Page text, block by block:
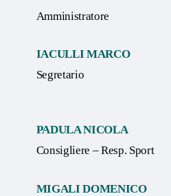
Amministratore
IACULLI MARCO
Segretario
PADULA NICOLA
Consigliere – Resp. Sport
MIGALI DOMENICO